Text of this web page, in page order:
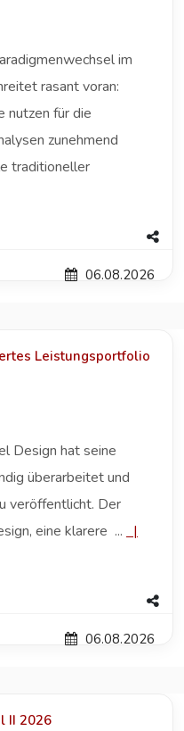
im
rasant voran:
nutzen für die
zunehmend
traditioneller
06.08.2026
Leistungsportfolio
Design hat seine
überarbeitet und
veröffentlicht. Der
eine klarere ...
|
06.08.2026
II 2026